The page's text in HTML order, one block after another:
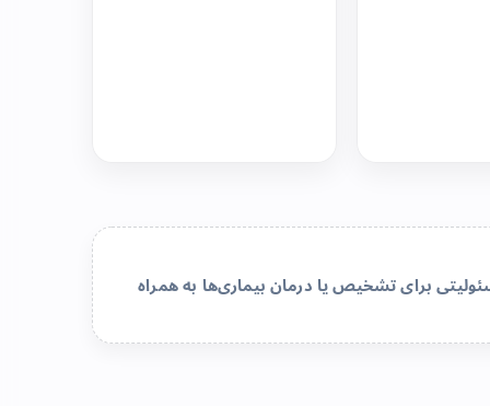
برای تشخیص یا درمان بیماری‌ها به همراه